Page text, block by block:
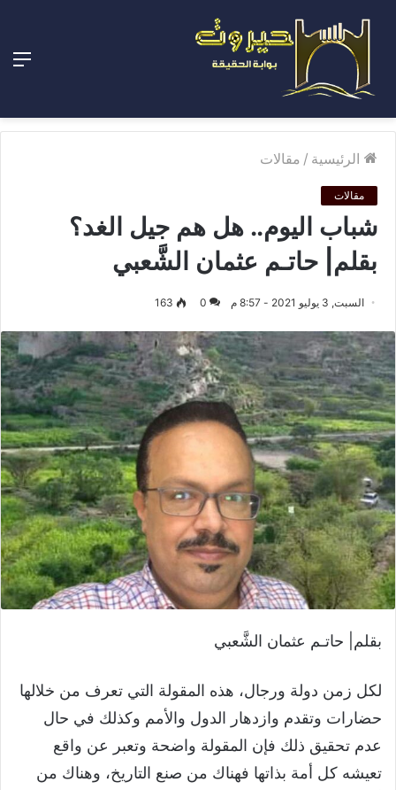
الرئيسية / مقالات
مقالات
شباب اليوم.. هل هم جيل الغد؟
بقلم| حاتـم عثمان الشَّعبي
السبت, 3 يوليو 2021 - 8:57 م 0
163
بقلم| حاتـم عثمان الشَّعبي
لكل زمن دولة ورجال، هذه المقولة التي تعرف من خلالها
حضارات وتقدم وازدهار الدول والأمم وكذلك في حال
عدم تحقيق ذلك فإن المقولة واضحة وتعبر عن واقع
تعيشه كل أمة بذاتها فهناك من صنع التاريخ، وهناك من